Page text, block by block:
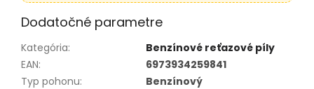
Dodatočné parametre
Kategória:
Benzínové reťazové píly
EAN:
6973934259841
Typ pohonu:
Benzínový